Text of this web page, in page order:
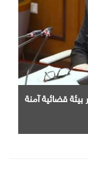
قضائية آمنة